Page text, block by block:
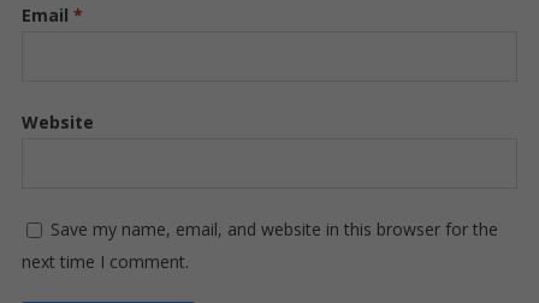
Email *
Website
Save my name, email, and website in this browser for the
next time I comment.